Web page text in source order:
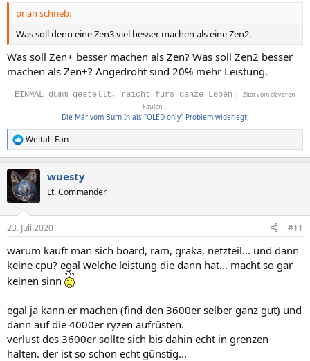
prian schrieb:
Was soll denn eine Zen3 viel besser machen als eine Zen2.
Was soll Zen+ besser machen als Zen? Was soll Zen2 besser
machen als Zen+? Angedroht sind 20% mehr Leistung.
EINMAL dumm gestellt, reicht fürs ganze Leben. ~Zitat vom cleveren
Faulen ~
Die Mär vom Burn-In als "OLED only" Problem widerlegt.
R
e
k
t
e
:
Weltall-Fan
wuesty
Lt. Commander
23. Juli 2020 #11
warum kauft man sich board, ram, graka, netzteil... und dann
keine cpu? egal welche leistung die dann hat... macht so gar
keinen sinn
egal ja kann er machen (find den 3600er selber ganz gut) und
dann auf die 4000er ryzen aufrüsten.
verlust des 3600er sollte sich bis dahin echt in grenzen
halten. der ist so schon echt günstig...